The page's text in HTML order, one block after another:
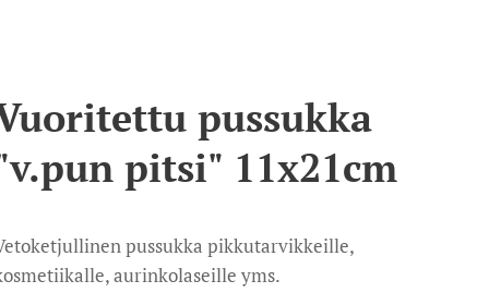
pussukka
pitsi" 11x21cm
pussukka pikkutarvikkeille,
aurinkolaseille yms.